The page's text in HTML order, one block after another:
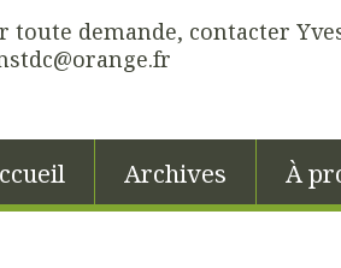
toute demande, contacter
Archives À